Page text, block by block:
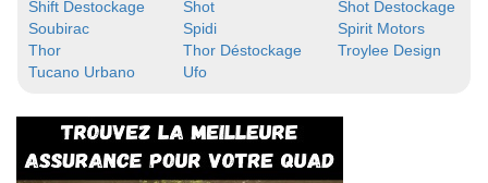
Shift Destockage
Shot
Shot Destockage
Soubirac
Spidi
Spirit Motors
Thor
Thor Déstockage
Troylee Design
Tucano Urbano
Ufo